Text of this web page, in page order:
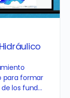
para formar
los fund…